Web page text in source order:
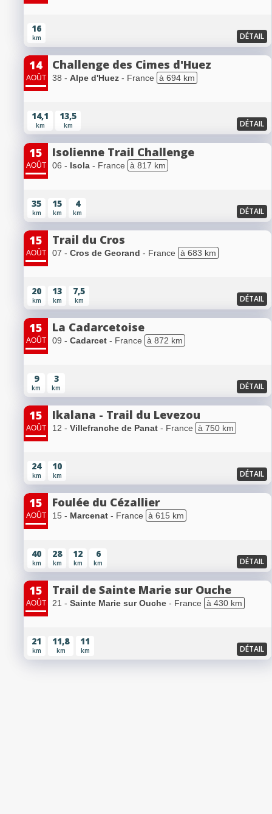
16
km DÉTAIL
14
AOÛT
Challenge des Cimes d'Huez
38 - Alpe d'Huez - France à 694 km
14,1
km
13,5
km DÉTAIL
15
AOÛT
Isolienne Trail Challenge
06 - Isola - France à 817 km
35
km
15
km
4
km DÉTAIL
15
AOÛT
Trail du Cros
07 - Cros de Georand - France à 683 km
20
km
13
km
7,5
km DÉTAIL
15
AOÛT
La Cadarcetoise
09 - Cadarcet - France à 872 km
9
km
3
km DÉTAIL
15
AOÛT
Ikalana - Trail du Levezou
12 - Villefranche de Panat - France à 750 km
24
km
10
km DÉTAIL
15
AOÛT
Foulée du Cézallier
15 - Marcenat - France à 615 km
40
km
28
km
12
km
6
km DÉTAIL
15
AOÛT
Trail de Sainte Marie sur Ouche
21 - Sainte Marie sur Ouche - France à 430 km
21
km
11,8
km
11
km DÉTAIL